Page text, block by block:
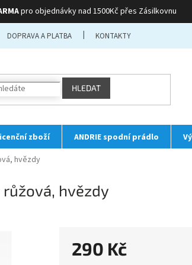
pro objednávky nad 1500Kč přes Zásilkovnu
DOPRAVA A PLATBA KONTAKTY
HLEDAT
zboží ANDRIE spodní prádlo
hvězdy
hvězdy
290 Kč